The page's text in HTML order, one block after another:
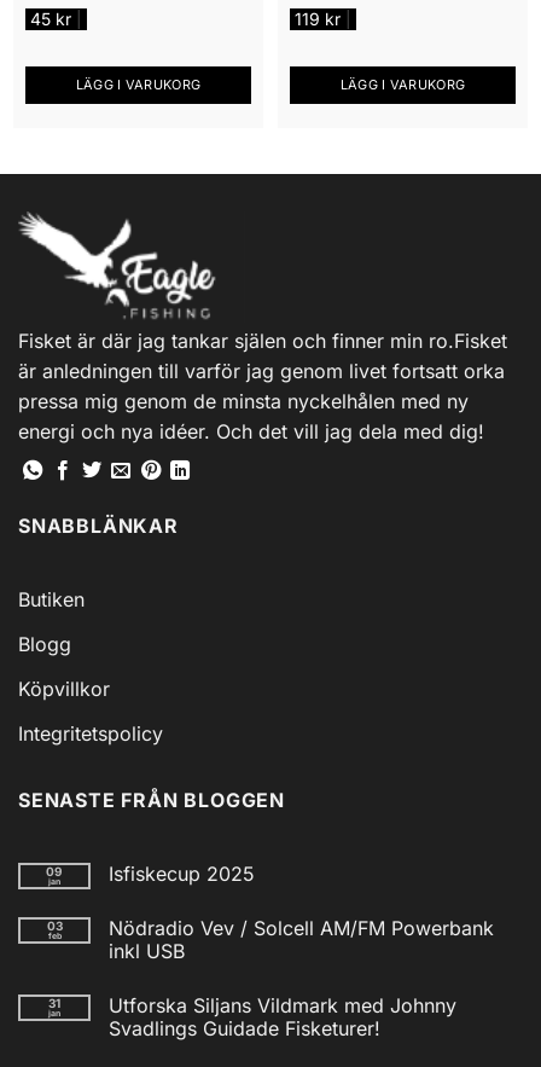
45 kr
LÄGG I VARUKORG
119 kr
LÄGG I VARUKORG
Fisket är där jag tankar själen och finner min ro.Fisket
är anledningen till varför jag genom livet fortsatt orka
pressa mig genom de minsta nyckelhålen med ny
energi och nya idéer. Och det vill jag dela med dig!
SNABBLÄNKAR
Butiken
Blogg
Köpvillkor
Integritetspolicy
SENASTE FRÅN BLOGGEN
09
jan Isfiskecup 2025
till
Isfiskecup
2025
03
feb
Nödradio Vev / Solcell AM/FM Powerbank
inkl USB
till
Nödradio
Vev
31
jan
Utforska Siljans Vildmark med Johnny
Svadlings Guidade Fisketurer!